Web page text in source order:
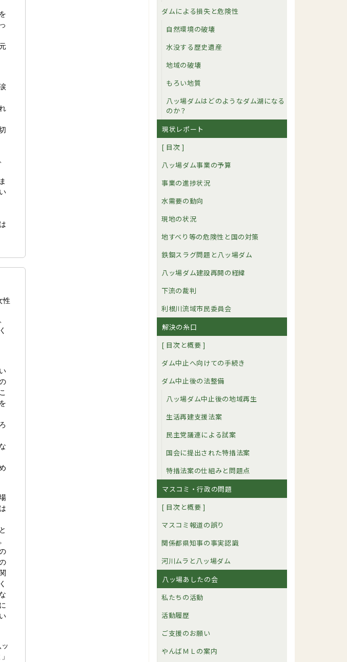
性
ダムによる損失と危険性
自然環境の破壊
水没する歴史遺産
地域の破壊
もろい地質
八ッ場ダムはどのようなダム湖になる
のか？
現状レポート
[ 目次 ]
八ッ場ダム事業の予算
事業の進捗状況
水需要の動向
現地の状況
地すべり等の危険性と国の対策
鉄鋼スラグ問題と八ッ場ダム
八ッ場ダム建設再開の経緯
下流の裁判
利根川流域市民委員会
解決の糸口
[ 目次と概要 ]
ダム中止へ向けての手続き
ダム中止後の法整備
八ッ場ダム中止後の地域再生
生活再建支援法案
民主党議連による試案
国会に提出された特措法案
特措法案の仕組みと問題点
マスコミ・行政の問題
[ 目次と概要 ]
マスコミ報道の誤り
関係都県知事の事実認識
河川ムラと八ッ場ダム
八ッ場あしたの会
私たちの活動
活動履歴
ご支援のお願い
やんばＭＬの案内